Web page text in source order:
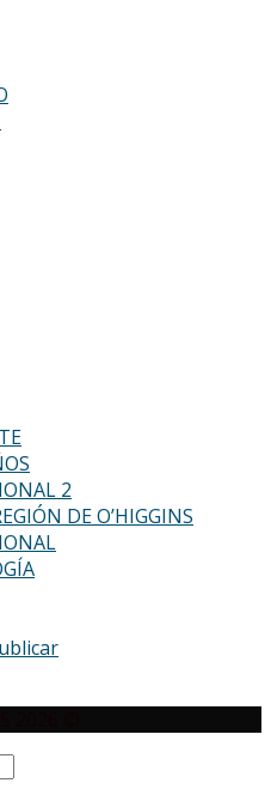
2
DE O’HIGGINS